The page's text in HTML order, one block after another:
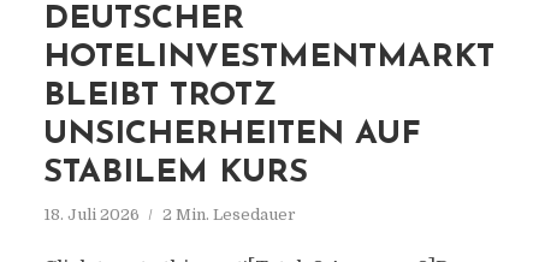
DEUTSCHER
HOTELINVESTMENTMARKT
BLEIBT TROTZ
UNSICHERHEITEN AUF
STABILEM KURS
18. Juli 2026 2 Min. Lesedauer